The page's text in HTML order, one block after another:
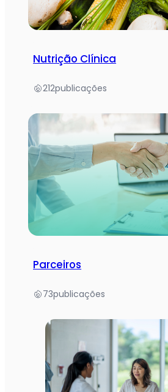
Nutrição Clínica
212publicações
Parceiros
73publicações